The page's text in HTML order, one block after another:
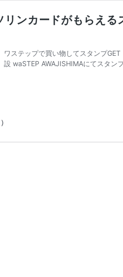
リンカードがもらえ
ワステップで買い物してスタンプ
設 waSTEP AWAJISHIMAにてスタ